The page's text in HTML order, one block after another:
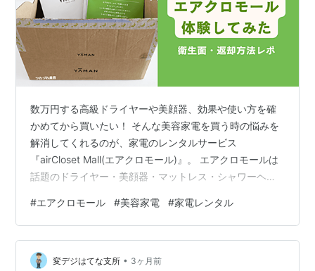
数万円する高級ドライヤーや美顔器、効果や使い方を確
かめてから買いたい！ そんな美容家電を買う時の悩みを
解消してくれるのが、家電のレンタルサービス
『airCloset Mall(エアクロモール)』。 エアクロモールは
話題のドライヤー・美顔器・マットレス・シャワーヘッ
ンタルモール。 今回はエアクロモールで実際に美容家電
を借りた体験談を紹介します！ エアクロモールの使い
方・気になる衛生面・リアルな口コミを画像付きでレビ
ューするので、ぜひ参考にしてみてくださいね。 ＞＞
#エアクロモール #美容家電 #家電レンタル
変デジはてな支所 • 3ヶ月前